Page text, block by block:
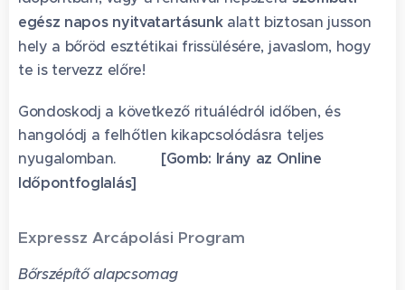
egész napos nyitvatartásunkalatt biztosan jusson
hely a bőröd esztétikai frissülésére, javaslom, hogy
te is tervezz előre!
Gondoskodj a következő rituálédról időben, és
hangolódj a felhőtlen kikapcsolódásra teljes
nyugalomban. 🤍👉 [Gomb: Irány az Online
Időpontfoglalás]
Expressz Arcápolási Program
Bőrszépítő alapcsomag